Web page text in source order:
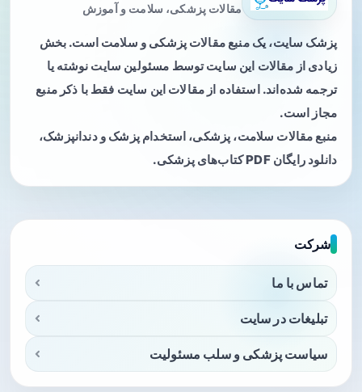
مقالات پزشکی، سلامت و آموزش
پزشک سایت، یک منبع مقالات پزشکی و سلامت است. بخش
زیادی از مقالات این سایت توسط مسئولین سایت نوشته یا
ترجمه شده‌اند. استفاده از مقالات این سایت فقط با ذکر منبع
مجاز است.
منبع مقالات سلامت، پزشکی، استخدام پزشک و دندانپزشک،
دانلود رایگان PDF کتاب‌های پزشکی.
شرکت
تماس با ما
تبلیغات در سایت
سیاست پزشکی و سلب مسئولیت